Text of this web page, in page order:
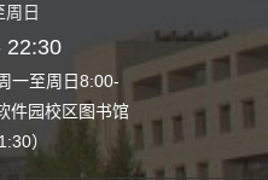
周日
22:30
一至周日8:00-
件园校区图书馆
）
人工服务时间
22:00（兴隆山